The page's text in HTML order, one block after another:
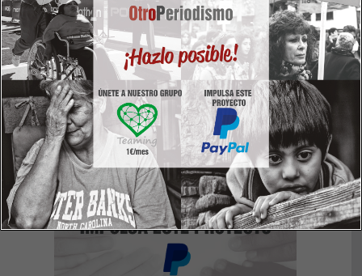
Colabora a través de PayPal